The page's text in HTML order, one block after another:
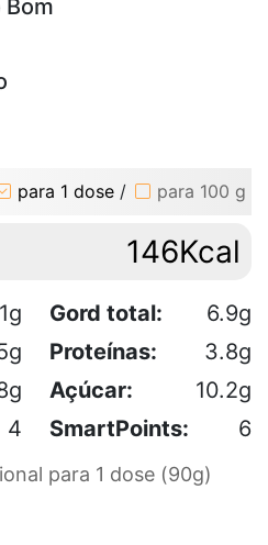
Bom
para 1 dose / para 100 g
146Kcal
Gord total:
6.9g
Proteínas:
3.8g
Açúcar:
10.2g
4 SmartPoints: 6
para 1 dose (90g)